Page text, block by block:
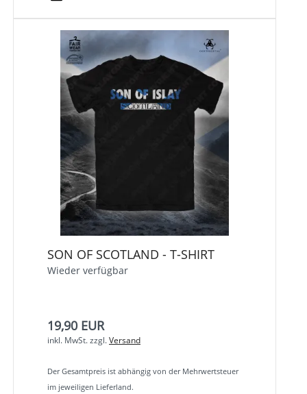
SON OF SCOTLAND - T-SHIRT
Wieder verfügbar
19,90 EUR
inkl. MwSt.zzgl.Versand
Der Gesamtpreis ist abhängig von der Mehrwertsteuer
im jeweiligen Lieferland.